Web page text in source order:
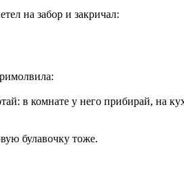
на забор и закричал:
в комнате у него прибирай, на
булавочку тоже.